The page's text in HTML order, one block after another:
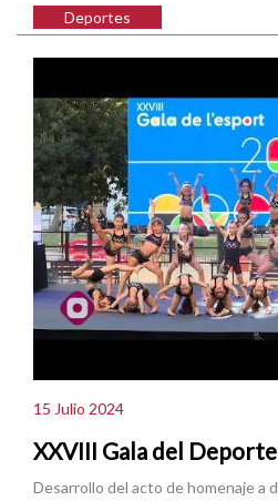
Deportes
15 Julio 2024
XXVIII Gala del
Desarrollo del acto de homenaje a